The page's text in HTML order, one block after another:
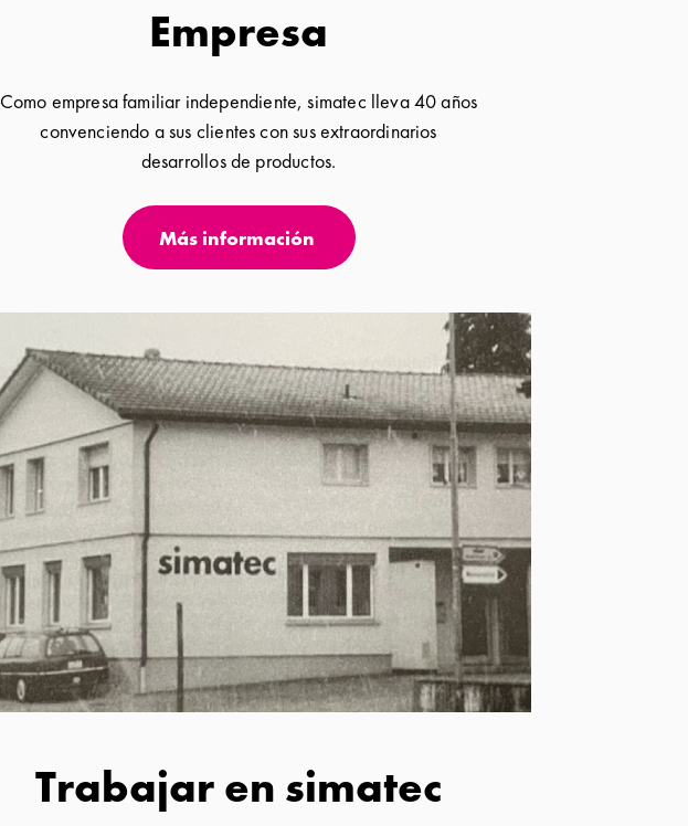
Empresa
Como empresa familiar independiente, simatec lleva 40 años
convenciendo a sus clientes con sus extraordinarios
desarrollos de productos.
Más información
Trabajar en simatec